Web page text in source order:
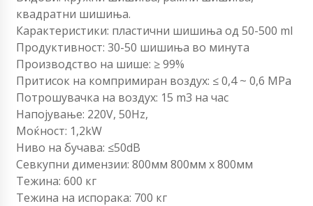
квадратни шишиња.
Карактеристики: пластични шишиња од 50-500 ml
Продуктивност: 30-50 шишиња во минута
Производство на шише: ≥ 99%
Притисок на компримиран воздух: ≤ 0,4 ~ 0,6 MPa
Потрошувачка на воздух: 15 m3 на час
Напојување: 220V, 50Hz,
Моќност: 1,2kW
Ниво на бучава: ≤50dB
Севкупни димензии: 800мм 800мм х 800мм
Тежина: 600 кг
Тежина на испорака: 700 кг